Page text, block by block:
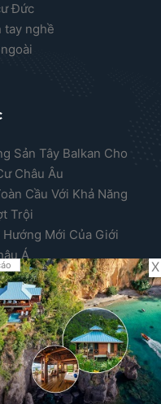
Đức
nghề
Sản Tây Balkan Cho
Châu Âu
Cầu Với Khả Năng
Trội
Mới Của Giới
Á
trú nhân Châu Âu,
X